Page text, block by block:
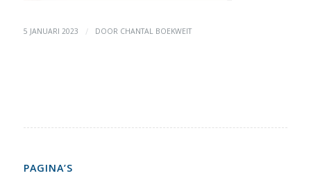
5 JANUARI 2023 / DOOR CHANTAL BOEKWEIT
PAGINA’S